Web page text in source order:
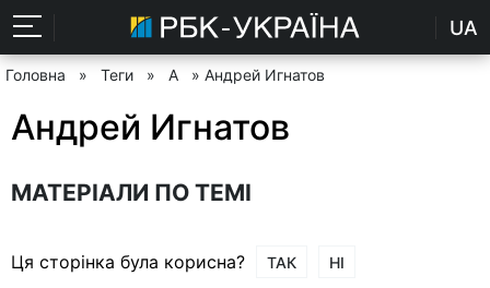
UA
Головна » Теги » А » Андрей Игнатов
Андрей Игнатов
МАТЕРІАЛИ ПО ТЕМІ
Ця сторінка була корисна? ТАК НІ